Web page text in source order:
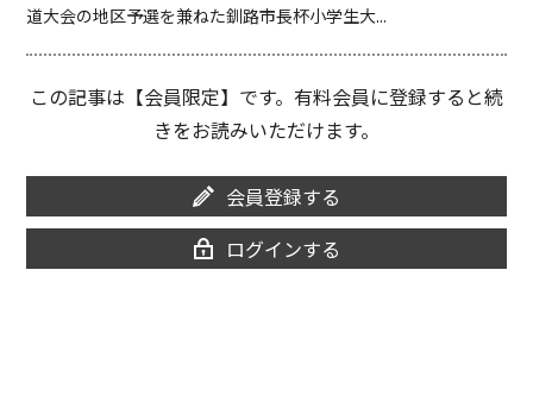
道大会の地区予選を兼ねた釧路市長杯小学生大...
この記事は【会員限定】です。有料会員に登録すると続
きをお読みいただけます。
会員登録する
ログインする